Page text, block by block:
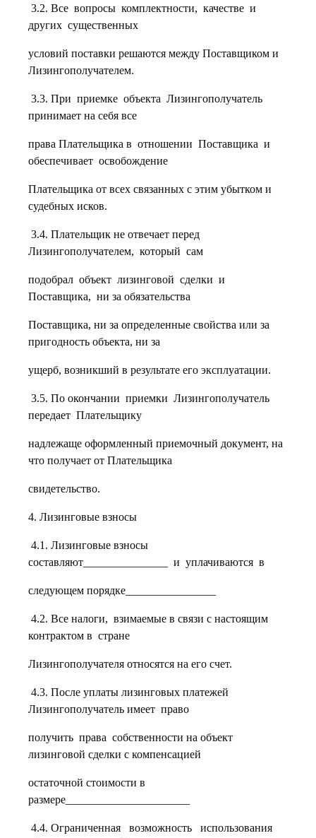
3.2. Все вопросы комплектности, качестве и
других существенных
условий поставки решаются между Поставщиком и
Лизингополучателем.
3.3. При приемке объекта Лизингополучатель
принимает на себя все
права Плательщика в отношении Поставщика и
обеспечивает освобождение
Плательщика от всех связанных с этим убытком и
судебных исков.
3.4. Плательщик не отвечает перед
Лизингополучателем, который сам
подобрал объект лизинговой сделки и
Поставщика, ни за обязательства
Поставщика, ни за определенные свойства или за
пригодность объекта, ни за
ущерб, возникший в результате его эксплуатации.
3.5. По окончании приемки Лизингополучатель
передает Плательщику
надлежаще оформленный приемочный документ, на
что получает от Плательщика
свидетельство.
4. Лизинговые взносы
4.1. Лизинговые взносы
составляют_______________ и уплачиваются в
следующем порядке________________
4.2. Все налоги, взимаемые в связи с настоящим
контрактом в стране
Лизингополучателя относятся на его счет.
4.3. После уплаты лизинговых платежей
Лизингополучатель имеет право
получить права собственности на объект
лизинговой сделки с компенсацией
остаточной стоимости в
размере______________________
4.4. Ограниченная возможность использования